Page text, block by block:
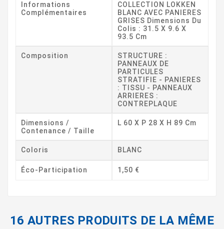
Informations
Complémentaires
COLLECTION LOKKEN
BLANC AVEC PANIERES
GRISES Dimensions Du
Colis : 31.5 X 9.6 X
93.5 Cm
Composition
STRUCTURE :
PANNEAUX DE
PARTICULES
STRATIFIE - PANIERES
: TISSU - PANNEAUX
ARRIERES :
CONTREPLAQUE
Dimensions /
Contenance / Taille
L 60 X P 28 X H 89 Cm
Coloris BLANC
Éco-Participation 1,50 €
16 AUTRES PRODUITS DE LA MÊME